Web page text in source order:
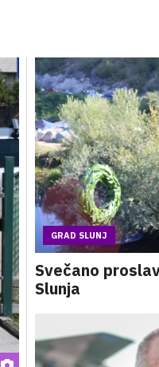
GRAD SLUNJ
Svečano
Slunja